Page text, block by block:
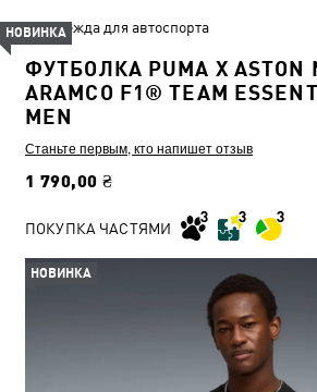
Одежда для автоспорта
ФУТБОЛКА PUMA X ASTON
ARAMCO F1® TEAM
MEN
Станьте первым, кто напишет отзыв
1 790,00 ₴
НОВИНКА
ПОКУПКА ЧАСТЯМИ
НОВИНКА